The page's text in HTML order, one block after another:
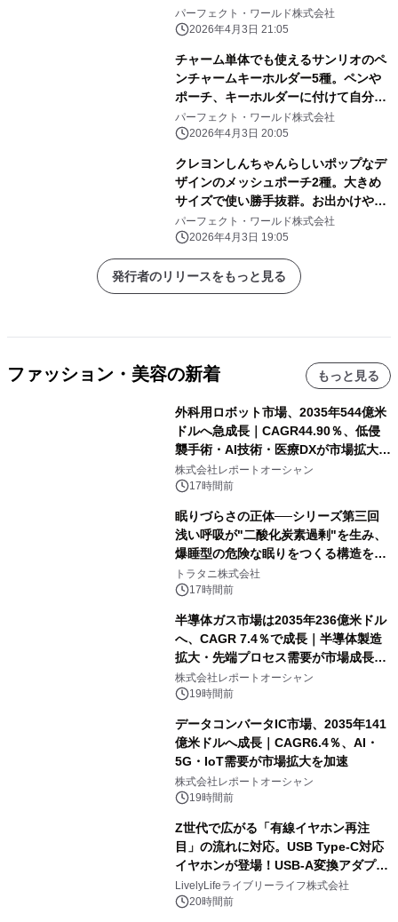
自由に楽しめる！
パーフェクト・ワールド株式会社
2026年4月3日 21:05
チャーム単体でも使えるサンリオのペ
ンチャームキーホルダー5種。ペンや
ポーチ、キーホルダーに付けて自分だ
けのアレンジしよう
パーフェクト・ワールド株式会社
2026年4月3日 20:05
クレヨンしんちゃんらしいポップなデ
ザインのメッシュポーチ2種。大きめ
サイズで使い勝手抜群。お出かけや旅
行にぜひ！
パーフェクト・ワールド株式会社
2026年4月3日 19:05
発行者のリリースをもっと見る
ファッション・美容の新着 もっと見る
外科用ロボット市場、2035年544億米
ドルへ急成長｜CAGR44.90％、低侵
襲手術・AI技術・医療DXが市場拡大を
牽引
株式会社レポートオーシャン
17時間前
眠りづらさの正体──シリーズ第三回
浅い呼吸が"二酸化炭素過剰"を生み、
爆睡型の危険な眠りをつくる構造を解
説
トラタニ株式会社
17時間前
半導体ガス市場は2035年236億米ドル
へ、CAGR 7.4％で成長｜半導体製造
拡大・先端プロセス需要が市場成長を
加速
株式会社レポートオーシャン
19時間前
データコンバータIC市場、2035年141
億米ドルへ成長｜CAGR6.4％、AI・
5G・IoT需要が市場拡大を加速
株式会社レポートオーシャン
19時間前
Z世代で広がる「有線イヤホン再注
目」の流れに対応。USB Type-C対応
イヤホンが登場！USB-A変換アダプタ
ー付きでスマホからパソコンまで幅広
く活用可能
LivelyLifeライブリーライフ株式会社
20時間前